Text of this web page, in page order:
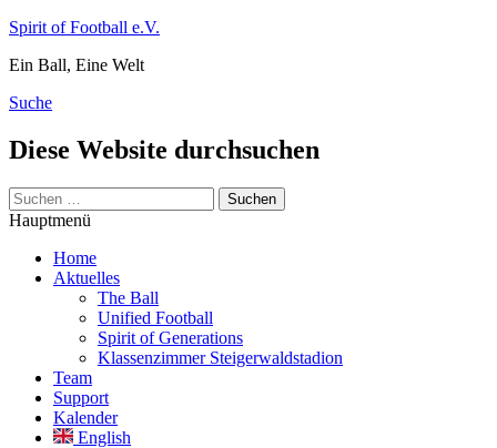
Zum
springen
Spirit of Football e.V.
Ein Ball, Eine Welt
Suche
Diese Website durchsuchen
Suchen
nach:
Hauptmenü
Home
Aktuelles
The Ball
Unified Football
Spirit of Generations
Klassenzimmer Steigerwaldstadion
Team
Support
Kalender
English